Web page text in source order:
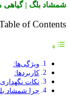
شمشاد بلگ | گیاهی
of Contents
ویژگی‌ها:
کاربردها:
نکات
چرا شمشاد